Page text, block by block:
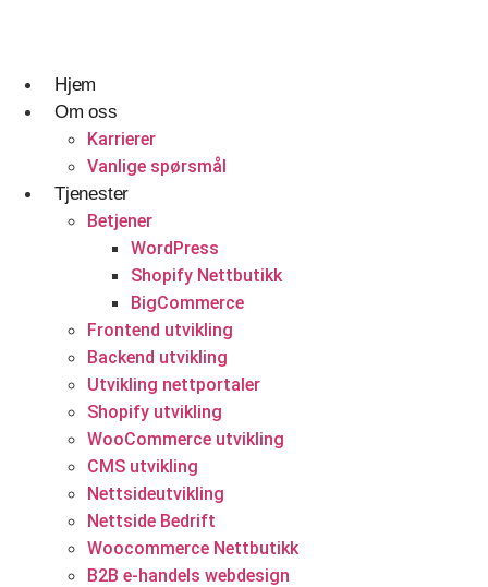
Hjem
Om oss
Karrierer
Vanlige spørsmål
Tjenester
Betjener
WordPress
Shopify Nettbutikk
BigCommerce
Frontend utvikling
Backend utvikling
Utvikling nettportaler
Shopify utvikling
WooCommerce utvikling
CMS utvikling
Nettsideutvikling
Nettside Bedrift
Woocommerce Nettbutikk
B2B e-handels webdesign
UI UX Design
Webapplikasjonsdesign
Tilpasset Webdesign
Portefølje Webdesign
Utviklingstjenester
Backend utvikling
Utvikling nettportaler
Reise og gjestfrihet
Reisebyråer
Byggetjenester
Hvem vi er og hva vi gjør.
Karrierer
Vanlige spørsmål
Nettsteddesign- og utviklingsbyrå i Norge
Få et tilbud